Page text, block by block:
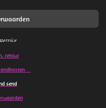
retour
send